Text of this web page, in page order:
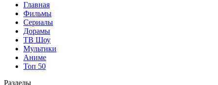
Главная
Фильмы
Сериалы
Дорамы
ТВ Шоу
Мультики
Аниме
Топ 50
Разделы